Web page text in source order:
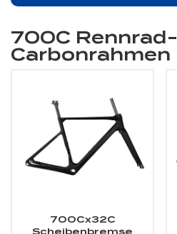
700C Rennrad-
Carbonrahmen
700Cx32C
Scheibenbremse